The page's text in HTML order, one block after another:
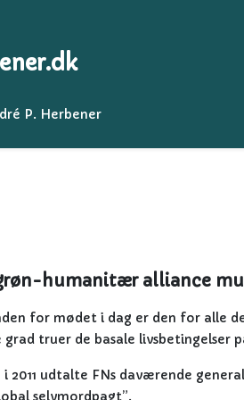
P. Herbener
humanitær alliance
for mødet i dag er den for alle
grad truer de basale livsbetingelser
i 2011 udtalte FNs daværende
selvmordpagt”.